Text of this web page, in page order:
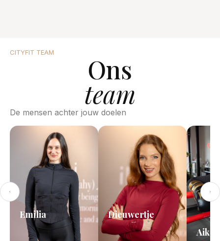
CITYFIT TEAM
Ons
team
De mensen achter jouw doelen
Emilia
Dieuwertje
Aike